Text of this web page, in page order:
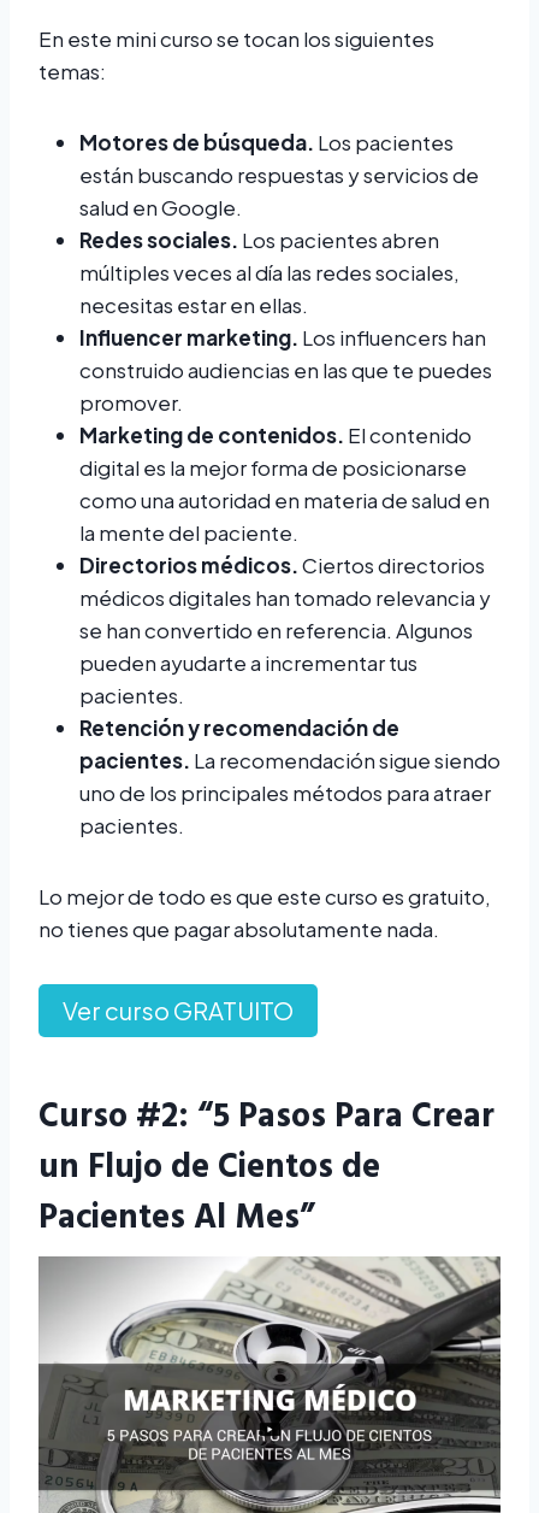
En este mini curso se tocan los siguientes
temas:
Motores de búsqueda. Los pacientes
están buscando respuestas y servicios de
salud en Google.
Redes sociales. Los pacientes abren
múltiples veces al día las redes sociales,
necesitas estar en ellas.
Influencer marketing. Los influencers han
construido audiencias en las que te puedes
promover.
Marketing de contenidos. El contenido
digital es la mejor forma de posicionarse
como una autoridad en materia de salud en
la mente del paciente.
Directorios médicos.Ciertos directorios
médicos digitales han tomado relevancia y
se han convertido en referencia. Algunos
pueden ayudarte a incrementar tus
pacientes.
Retención y recomendación de
pacientes. La recomendación sigue siendo
uno de los principales métodos para atraer
pacientes.
Lo mejor de todo es que este curso es gratuito,
no tienes que pagar absolutamente nada.
Ver curso GRATUITO
Curso #2: “5 Pasos Para Crear
un Flujo de Cientos de
Pacientes Al Mes”